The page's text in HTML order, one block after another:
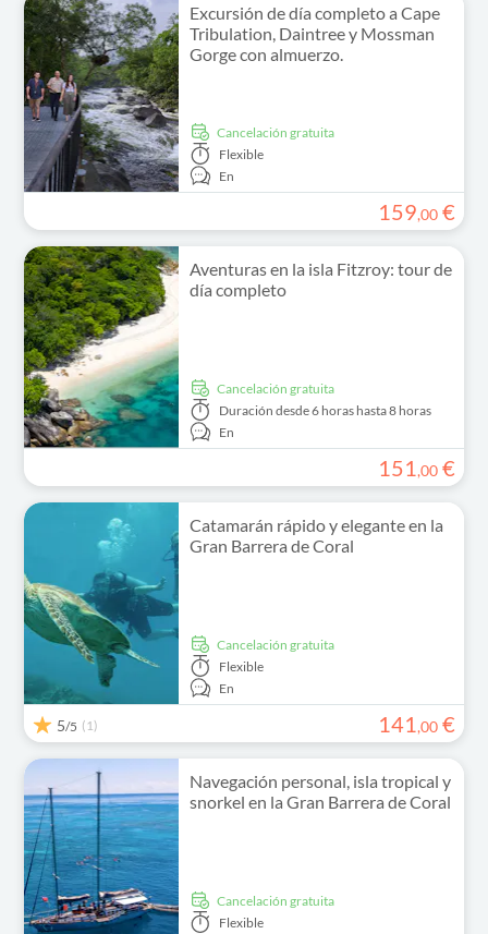
Excursión de día completo a Cape
Tribulation, Daintree y Mossman
Gorge con almuerzo.
cancelación gratuita
Flexible
En
159,00 €
Aventuras en la isla Fitzroy: tour de
día completo
cancelación gratuita
Duración desde 6 horas hasta 8 horas
En
151,00 €
Catamarán rápido y elegante en la
Gran Barrera de Coral
cancelación gratuita
Flexible
En
5/5 (1) 141,00 €
Navegación personal, isla tropical y
snorkel en la Gran Barrera de Coral
cancelación gratuita
Flexible